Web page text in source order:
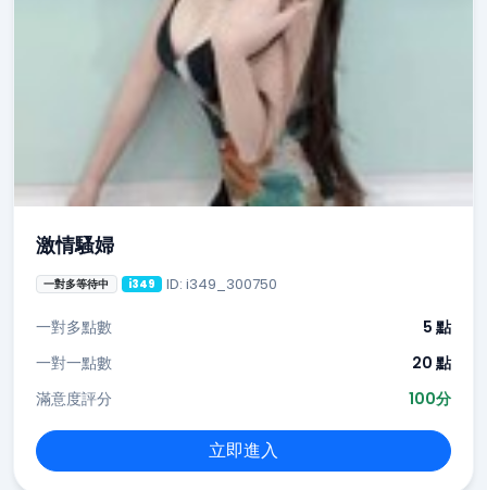
激情騷婦
一對多等待中 i349 ID: i349_300750
一對多點數
5 點
一對一點數
20 點
滿意度評分
100分
立即進入